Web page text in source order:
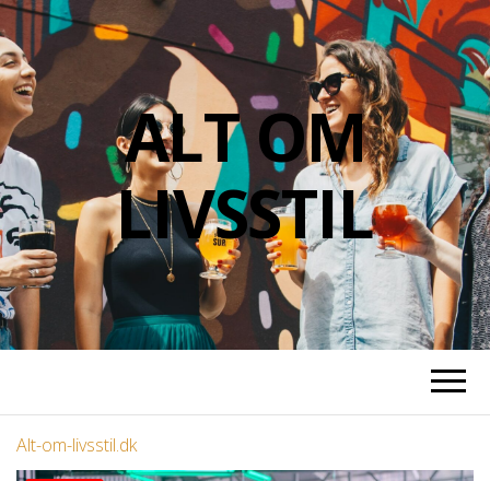
ALT OM
LIVSSTIL
Alt-om-livsstil.dk